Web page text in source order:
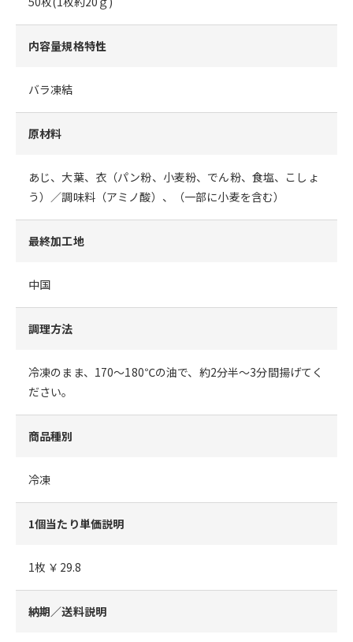
内容量規格特性
バラ凍結
原材料
あじ、大葉、衣（パン粉、小麦粉、でん粉、食塩、こしょ
う）／調味料（アミノ酸）、（一部に小麦を含む）
最終加工地
中国
調理方法
冷凍のまま、170～180℃の油で、約2分半～3分間揚げてく
ださい。
商品種別
冷凍
1個当たり単価説明
1枚 ￥29.8
納期／送料説明